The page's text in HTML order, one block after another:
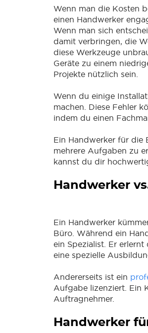
Wenn man die Kosten
einen Handwerker
Wenn man sich
damit verbringen, die
diese Werkzeuge
Geräte zu einem
Projekte nützlich sein.
Wenn du einige
machen. Diese Fehler
indem du einen
Ein Handwerker für die
mehrere Aufgaben zu
kannst du dir
Handwerker
Ein Handwerker
Büro. Während ein
ein Spezialist. Er
eine spezielle
Andererseits ist ein
Aufgabe lizenziert. Ein
Auftragnehmer.
Handwerker